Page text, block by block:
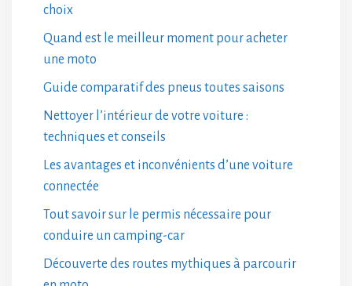
choix
Quand est le meilleur moment pour acheter
une moto
Guide comparatif des pneus toutes saisons
Nettoyer l’intérieur de votre voiture :
techniques et conseils
Les avantages et inconvénients d’une voiture
connectée
Tout savoir sur le permis nécessaire pour
conduire un camping-car
Découverte des routes mythiques à parcourir